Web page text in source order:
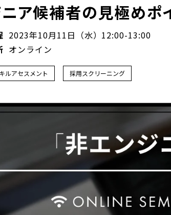
ア候補者の見極めポ
2023年10月11 日（水） 12:00-13:00
オンライン
ルアセスメント 採用スクリーニング